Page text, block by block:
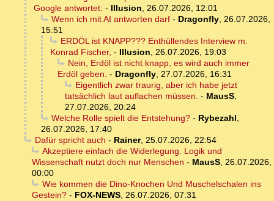
Google antwortet: - Illusion, 26.07.2026, 12:01
Wenn ich mit AI antworten darf- Dragonfly, 26.07.2026,
15:51
ERDÖL ist KNAPP??? Enthüllendes Interview m.
Konrad Fischer, - Illusion, 26.07.2026, 19:03
Nein, Erdöl ist nicht knapp, es wird auch immer
Erdöl geben. - Dragonfly, 27.07.2026, 16:31
Eigentlich zwar traurig, aber ich habe jetzt
tatsächlich laut auflachen müssen. - MausS,
27.07.2026, 20:24
Welche Rolle spielt die Entstehung?- Rybezahl,
26.07.2026, 17:40
Dafür spricht auch - Rainer, 25.07.2026, 22:54
Akzeptiere einfach die Widerlegung. Logik und
Wissenschaft nutzt doch nur Menschen - MausS, 26.07.2026,
00:00
Wie kommen die Dino-Knochen Und Muschelschalen ins
Gestein? - FOX-NEWS, 26.07.2026, 07:31